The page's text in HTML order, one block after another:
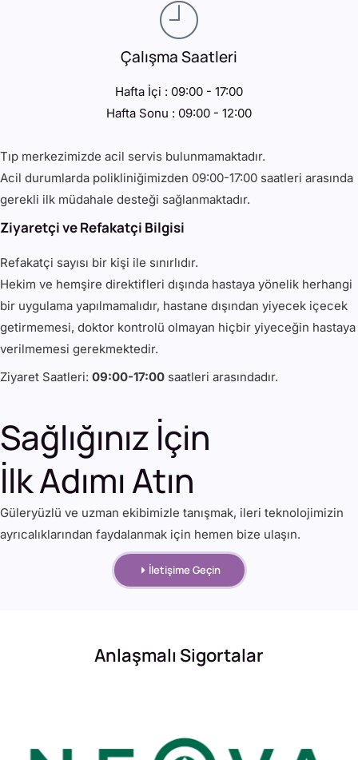
Çalışma Saatleri
Hafta İçi : 09:00 - 17:00
Hafta Sonu : 09:00 - 12:00
Tıp merkezimizde acil servis bulunmamaktadır.
Acil durumlarda polikliniğimizden 09:00-17:00 saatleri arasında
gerekli ilk müdahale desteği sağlanmaktadır.
Ziyaretçi ve Refakatçi Bilgisi
Refakatçi sayısı bir kişi ile sınırlıdır.
Hekim ve hemşire direktifleri dışında hastaya yönelik herhangi
bir uygulama yapılmamalıdır, hastane dışından yiyecek içecek
getirmemesi, doktor kontrolü olmayan hiçbir yiyeceğin hastaya
verilmemesi gerekmektedir.
Ziyaret Saatleri: 09:00-17:00 saatleri arasındadır.
Sağlığınız İçin
İlk Adımı Atın
Güleryüzlü ve uzman ekibimizle tanışmak, ileri teknolojimizin
ayrıcalıklarından faydalanmak için hemen bize ulaşın.
İletişime Geçin
Anlaşmalı Sigortalar